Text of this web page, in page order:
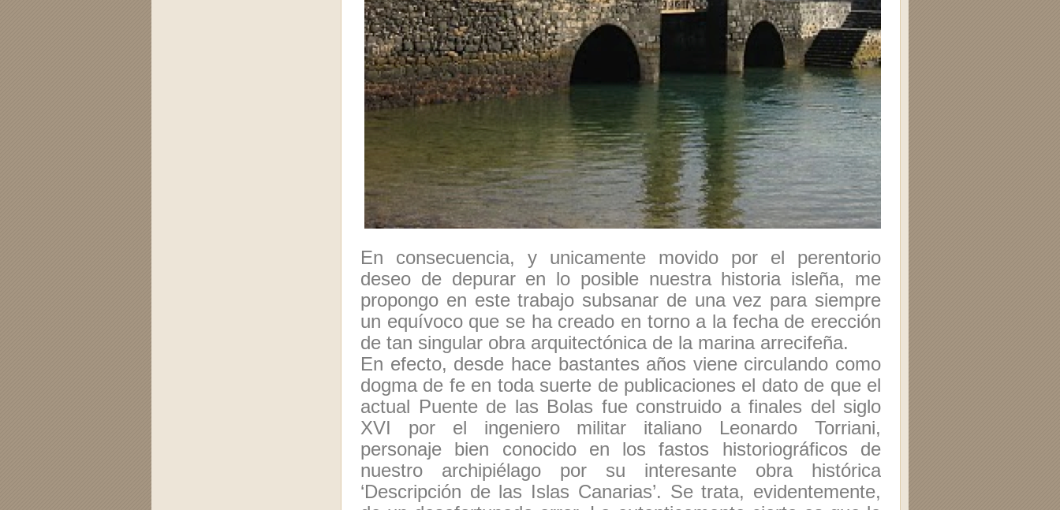
En consecuencia, y unicamente movido por el perentorio
deseo de depurar en lo posible nuestra historia isleña, me
propongo en este trabajo subsanar de una vez para siempre
un equívoco que se ha creado en torno a la fecha de erección
de tan singular obra arquitectónica de la marina arrecifeña.
En efecto, desde hace bastantes años viene circulando como
dogma de fe en toda suerte de publicaciones el dato de que el
actual Puente de las Bolas fue construido a finales del siglo
XVI por el ingeniero militar italiano Leonardo Torriani,
personaje bien conocido en los fastos historiográficos de
nuestro archipiélago por su interesante obra histórica
‘Descripción de las Islas Canarias’. Se trata, evidentemente,